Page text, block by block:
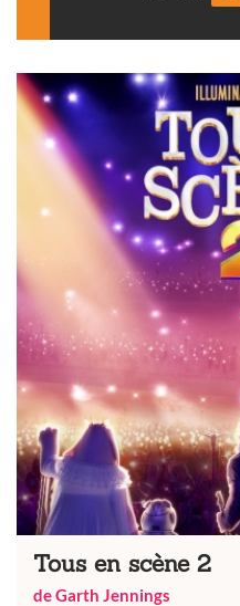
Tous en scène 2
de Garth Jennings